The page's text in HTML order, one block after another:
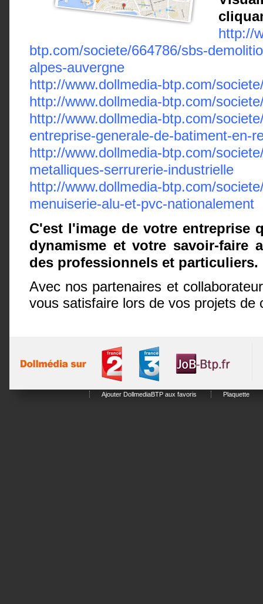
http://
btp.com/societe/664786/sbs-
alpes-auvergne
http://www.dollmedia-btp.com/
http://www.dollmedia-btp.com/
http://www.dollmedia-btp.com/
entreprise-generale-de-batiment-en-
http://www.dollmedia-btp.com/
metalliques-serrurerie-industrielle
http://www.dollmedia-btp.com/
menuiserie-alu-et-pvc-nationalement
C'est l'image de votre entreprise
dynamisme et votre savoir-faire
des professionnels et particuliers.
Avec nos partenaires et
vous satisfaire lors de vos projets de
Ajouter DollmediaBTP aux favoris Plaquette